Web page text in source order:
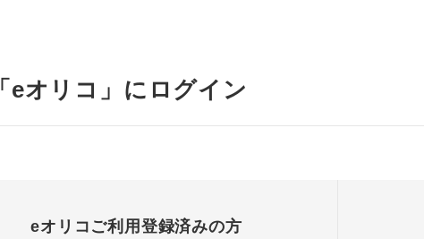
「eオリコ」にログイン
eオリコご利用登録済みの方